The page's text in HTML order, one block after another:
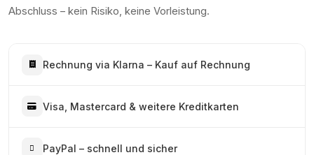
Abschluss – kein Risiko, keine Vorleistung.
Rechnung via Klarna – Kauf auf Rechnung
Visa, Mastercard & weitere Kreditkarten
PayPal – schnell und sicher